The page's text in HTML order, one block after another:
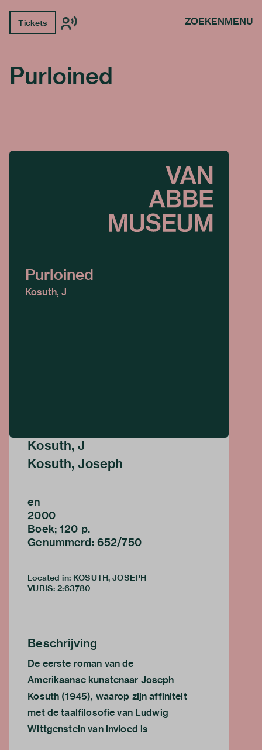
Tickets ZOEKENMENU
Purloined
Purloined
Kosuth, J
Kosuth, J
Kosuth, Joseph
en
2000
Boek; 120 p.
Genummerd: 652/750
Located in: KOSUTH, JOSEPH
VUBIS: 2:63780
Beschrijving
De eerste roman van de
Amerikaanse kunstenaar Joseph
Kosuth (1945), waarop zijn affiniteit
met de taalfilosofie van Ludwig
Wittgenstein van invloed is